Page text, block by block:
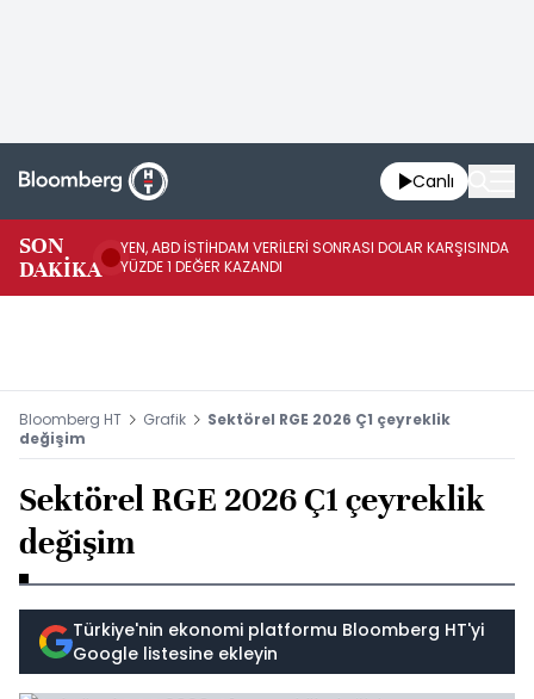
Canlı
SON
DAKİKA
YEN, ABD İSTİHDAM VERİLERİ SONRASI DOLAR KARŞISINDA
YÜZDE 1 DEĞER KAZANDI
Bloomberg HT Grafik
Sektörel RGE 2026 Ç1 çeyreklik
değişim
Sektörel RGE 2026 Ç1 çeyreklik
değişim
Türkiye'nin ekonomi platformu Bloomberg HT'yi
Google listesine ekleyin